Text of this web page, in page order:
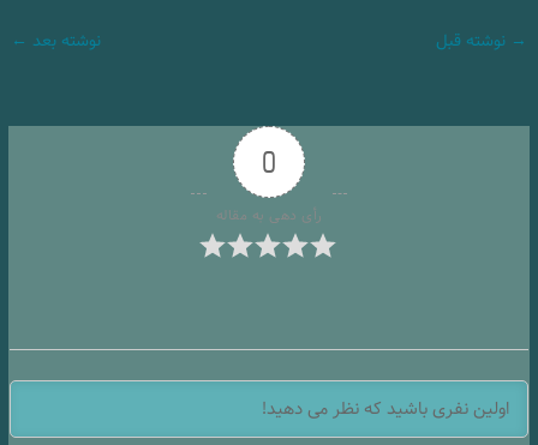
→ نوشته قبل نوشته بعد ←
0
رأی دهی به مقاله